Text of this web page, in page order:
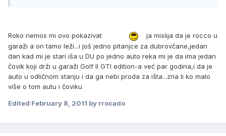
Roko nemos mi ovo pokazivat
ja mislija da je rocco u
garaži a on tamo leži...i još jedno pitanjce za dubrovčane,jedan
dan kad mi je stari iša u DU po jedno auto reka mi je da ima jedan
čovik koji drži u garaži Golf II GTI edition-a već par godina,i da je
auto u odličnom stanju i da ga nebi proda za išta...zna li ko malo
više o tom autu i čoviku
Edited February 8, 2011 by rrocado